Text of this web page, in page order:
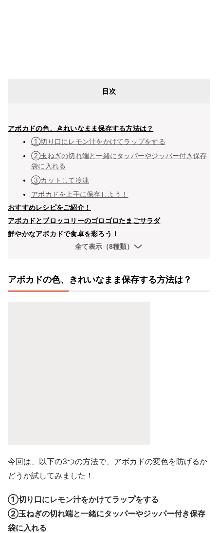
目次
アボカドの色、きれいなまま保存する方法は？
①切り口にレモン汁をかけてラップをする
②玉ねぎの切れ端と一緒にタッパーやジッパー付き保存
袋に入れる
③カットして冷凍
アボカドを上手に保存しよう！
おすすめレシピをご紹介！
アボカドとブロッコリーのゴロゴロたまごサラダ
鮮やかなアボカドで食卓を彩ろう！
全て表示（8種類）
アボカドの色、きれいなまま保存する方法は？
今回は、以下の3つの方法で、アボカドの変色を防げるか
どうか試してみました！
①切り口にレモン汁をかけてラップをする
②玉ねぎの切れ端と一緒にタッパーやジッパー付き保存
袋に入れる